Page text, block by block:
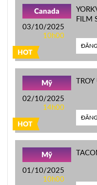
HOT
Canada
03/10/2025
10h00
FILM
HOT
Mỹ
02/10/2025
14h00
TROY
Mỹ
01/10/2025
10h00